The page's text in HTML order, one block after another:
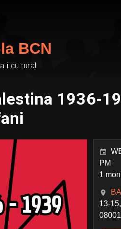
BCN
i cultural
1936-
PM
1
13-
08001